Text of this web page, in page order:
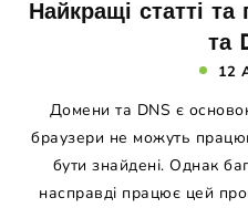
Найкращі статті
та
12
Домени та DNS є
браузери не можуть
бути знайдені. Однак
насправді працює цей